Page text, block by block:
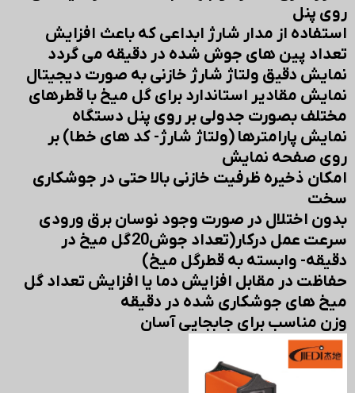
روی پنل
استفاده از مدار شارژ ابداعی که باعث افزایش
تعداد پین های جوش شده در دقیقه می گردد
نمایش دقیق ولتاژ شارژ خازنی به صورت دیجیتال
نمایش مقادیر استاندارد برای گل میخ با قطرهای
مختلف بصورت جدولی بر روی پنل دستگاه
نمایش پارامترها (ولتاژ شارژ- کد های خطا) بر
روی صفحه نمایش
امکان ذخیره ظرفیت خازنی بالا حتی در جوشکاری
سخت
بدون اختلال در صورت وجود نوسان برق ورودی
سرعت عمل درکار(تعداد جوش20 گل میخ در
دقیقه- وابسته به قطرگل میخ)
حفاظت در مقابل افزایش دما یا افزایش تعداد گل
میخ های جوشکاری شده در دقیقه
وزن مناسب برای جابجایی آسان